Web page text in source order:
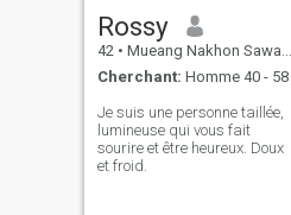
Rossy
42 • Mueang Nakhon Sawan, Nakhon Sawan, Thailande
Cherchant: Homme 40 - 58
Je suis une personne taillée,
lumineuse qui vous fait
sourire et être heureux. Doux
et froid.